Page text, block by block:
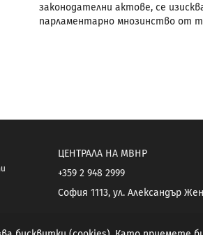
законодателни актове, се
парламентарно мнозинство от
ЦЕНТРАЛА НА МВНР
+359 2 948 2999
София 1113, ул. Александър